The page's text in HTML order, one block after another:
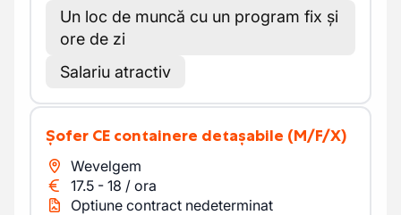
Un loc de muncă cu un program fix și
ore de zi
Salariu atractiv
Șofer CE containere detașabile (M/F/X)
Wevelgem
17.5 - 18 / ora
Optiune contract nedeterminat